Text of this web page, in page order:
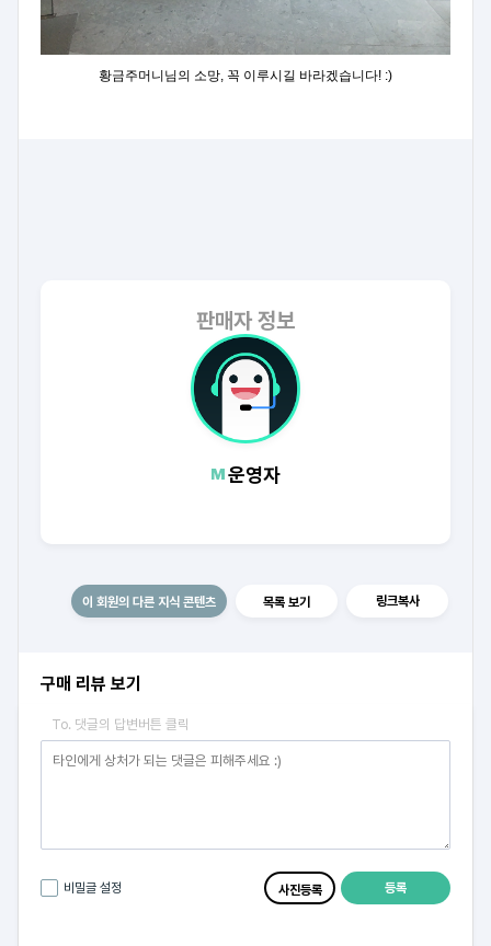
판매자 정보
운영자
황금주머니님의 소망, 꼭 이루시길 바라겠습니다! :)
이 회원의 다른 지식 콘텐츠 목록 보기 링크복사
구매 리뷰 보기
To. 댓글의 답변버튼 클릭
비밀글 설정 사진등록 등록